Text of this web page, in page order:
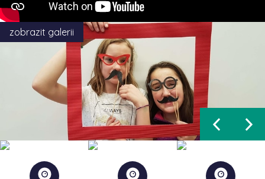
zobrazit galerii